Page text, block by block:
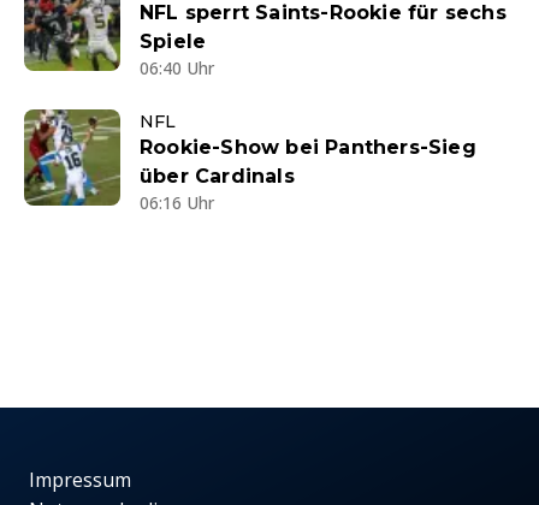
NFL sperrt Saints-Rookie für sechs
Spiele
06:40 Uhr
NFL
Rookie-Show bei Panthers-Sieg
über Cardinals
06:16 Uhr
Impressum